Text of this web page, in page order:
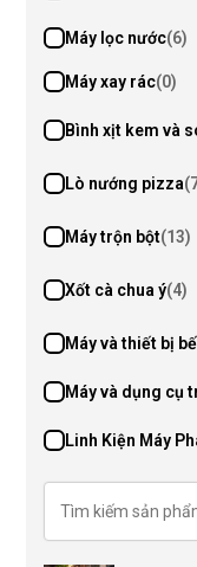
Máy lọc nước(6)
Máy xay rác(0)
Bình xịt kem và
Lò nướng pizza
Máy trộn bột(13)
Xốt cà chua ý(4)
Máy và thiết bị
Máy và dụng cụ
Linh Kiện Máy